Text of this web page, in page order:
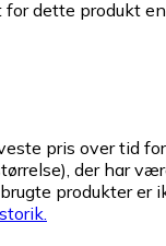
dette produkt
pris over tid
der har
produkter er